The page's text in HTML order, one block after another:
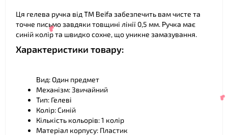
Ця гелева ручка від ТМ Beifa забезпечить вам чисте та
точне письмо завдяки товщині лінії 0,5 мм. Ручка має
синій колір та швидко сохне, що уникне замазування.
Характеристики товару:
Вид: Один предмет
Механізм: Звичайний
Тип: Гелеві
Колір: Синій
Кількість кольорів: 1 колір
Матеріал корпусу: Пластик